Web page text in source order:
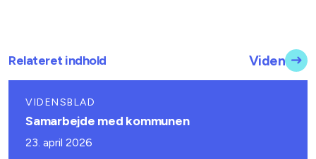
Relateret indhold Viden
VIDENSBLAD
Samarbejde med kommunen
23. april 2026